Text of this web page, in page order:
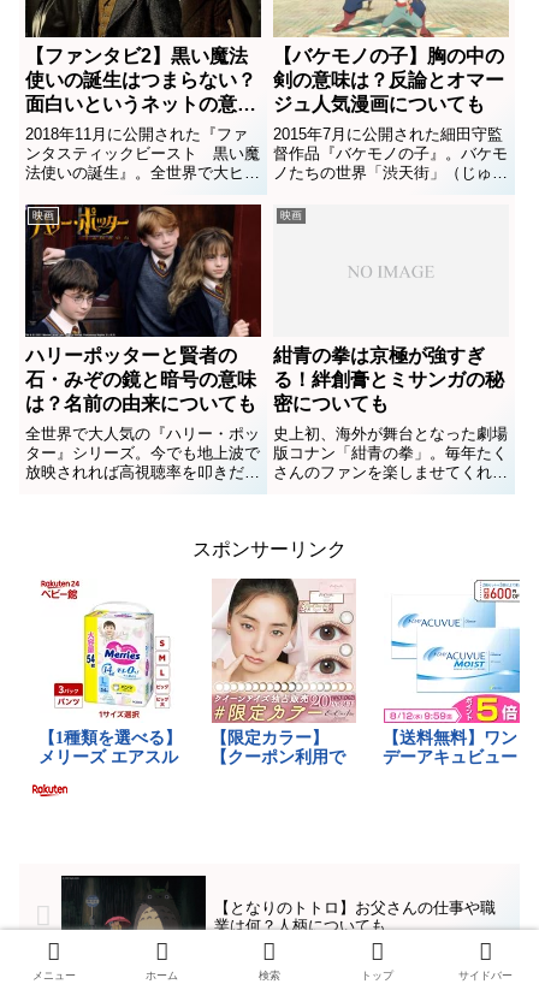
【ファンタビ2】黒い魔法
使いの誕生はつまらない？
面白いというネットの意見
も
2018年11月に公開された『ファ
ンタスティックビースト 黒い魔
法使いの誕生』。全世界で大ヒッ
トとなった『ハリーポッターシリ
ーズ』の世界観を受け継ぐ作品の
二作目で、こちらも大ヒットとな
りました。しかし一部の人からは
「つまらない」「面白くない...
【バケモノの子】胸の中の
剣の意味は？反論とオマー
ジュ人気漫画についても
2015年7月に公開された細田守監
督作品『バケモノの子』。バケモ
ノたちの世界「渋天街」（じゅう
てんがい）に迷い込んだひとりぼ
っちの少年九太（きゅうた）と、
バケモノ・熊徹（くまてつ）の親
九太に教えようとする「胸の...
映画
ハリーポッターと賢者の
石・みぞの鏡と暗号の意味
は？名前の由来についても
全世界で大人気の『ハリー・ポッ
ター』シリーズ。今でも地上波で
放映されれば高視聴率を叩きだ
の鏡」は不思議なアイテム（魔法
テム...
映画
紺青の拳は京極が強すぎ
る！絆創膏とミサンガの秘
密についても
史上初、海外が舞台となった劇場
版コナン「紺青の拳」。毎年たく
さんのファンを楽しませてくれる
映画としておなじみですね。とく
子カップルにもスポットが当た
関...
スポンサーリンク
【となりのトトロ】お父さんの仕事や職
業は何？人柄についても
メニュー ホーム 検索 トップ サイドバー